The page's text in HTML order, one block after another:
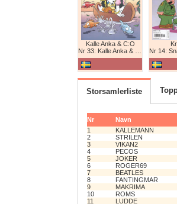
Kalle Anka & C:O
Nr 33: Kalle Anka & C:O
Nr 14:
Storsamlerliste
Nr
Navn
1
KALLEMANN
2
STRILEN
3
VIKAN2
4
PECOS
5
JOKER
6
ROGER69
7
BEATLES
8
FANTINGMAR
9
MAKRIMA
10
ROMS
11
LUDDE